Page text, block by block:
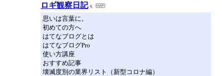
ロギ観察日記
思いは言葉に。
初めての方へ
はてなブログとは
はてなブログPro
使い方講座
おすすめ記事
壊滅度別の業界リスト（新型コロナ編）